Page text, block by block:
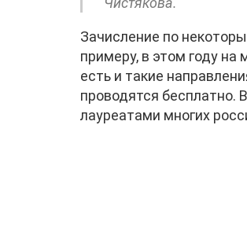
Зачисление по
примеру, в этом году
есть и такие
проводятся бесплатно.
лауреатами многих